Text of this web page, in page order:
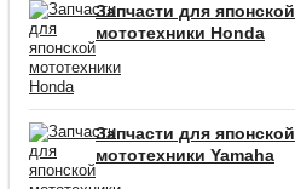
Запчасти для японской
мототехники Honda
Запчасти для японской
мототехники Yamaha